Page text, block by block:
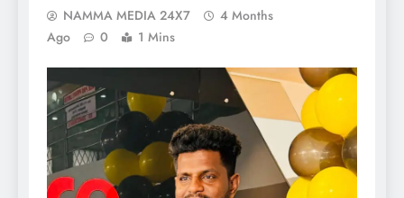
NAMMA MEDIA 24X7
4 Months
Ago
0 1 Mins